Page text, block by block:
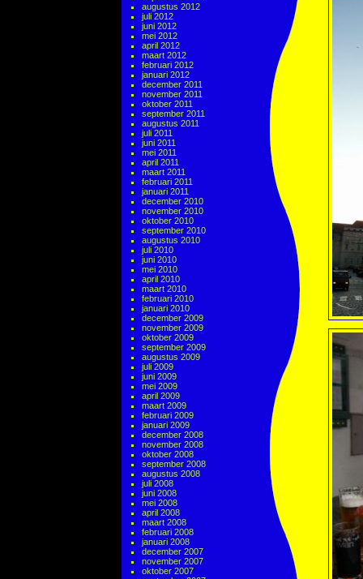
augustus 2012
juli 2012
juni 2012
mei 2012
april 2012
maart 2012
februari 2012
januari 2012
december 2011
november 2011
oktober 2011
september 2011
augustus 2011
juli 2011
juni 2011
mei 2011
april 2011
maart 2011
februari 2011
januari 2011
december 2010
november 2010
oktober 2010
september 2010
augustus 2010
juli 2010
juni 2010
mei 2010
april 2010
maart 2010
februari 2010
januari 2010
december 2009
november 2009
oktober 2009
september 2009
augustus 2009
juli 2009
juni 2009
mei 2009
april 2009
maart 2009
februari 2009
januari 2009
december 2008
november 2008
oktober 2008
september 2008
augustus 2008
juli 2008
juni 2008
mei 2008
april 2008
maart 2008
februari 2008
januari 2008
december 2007
november 2007
oktober 2007